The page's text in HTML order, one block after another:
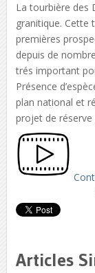
La tourbière des
granitique. Cette
premières
depuis de
trés important
Présence
plan national et
projet de réserve
Articles